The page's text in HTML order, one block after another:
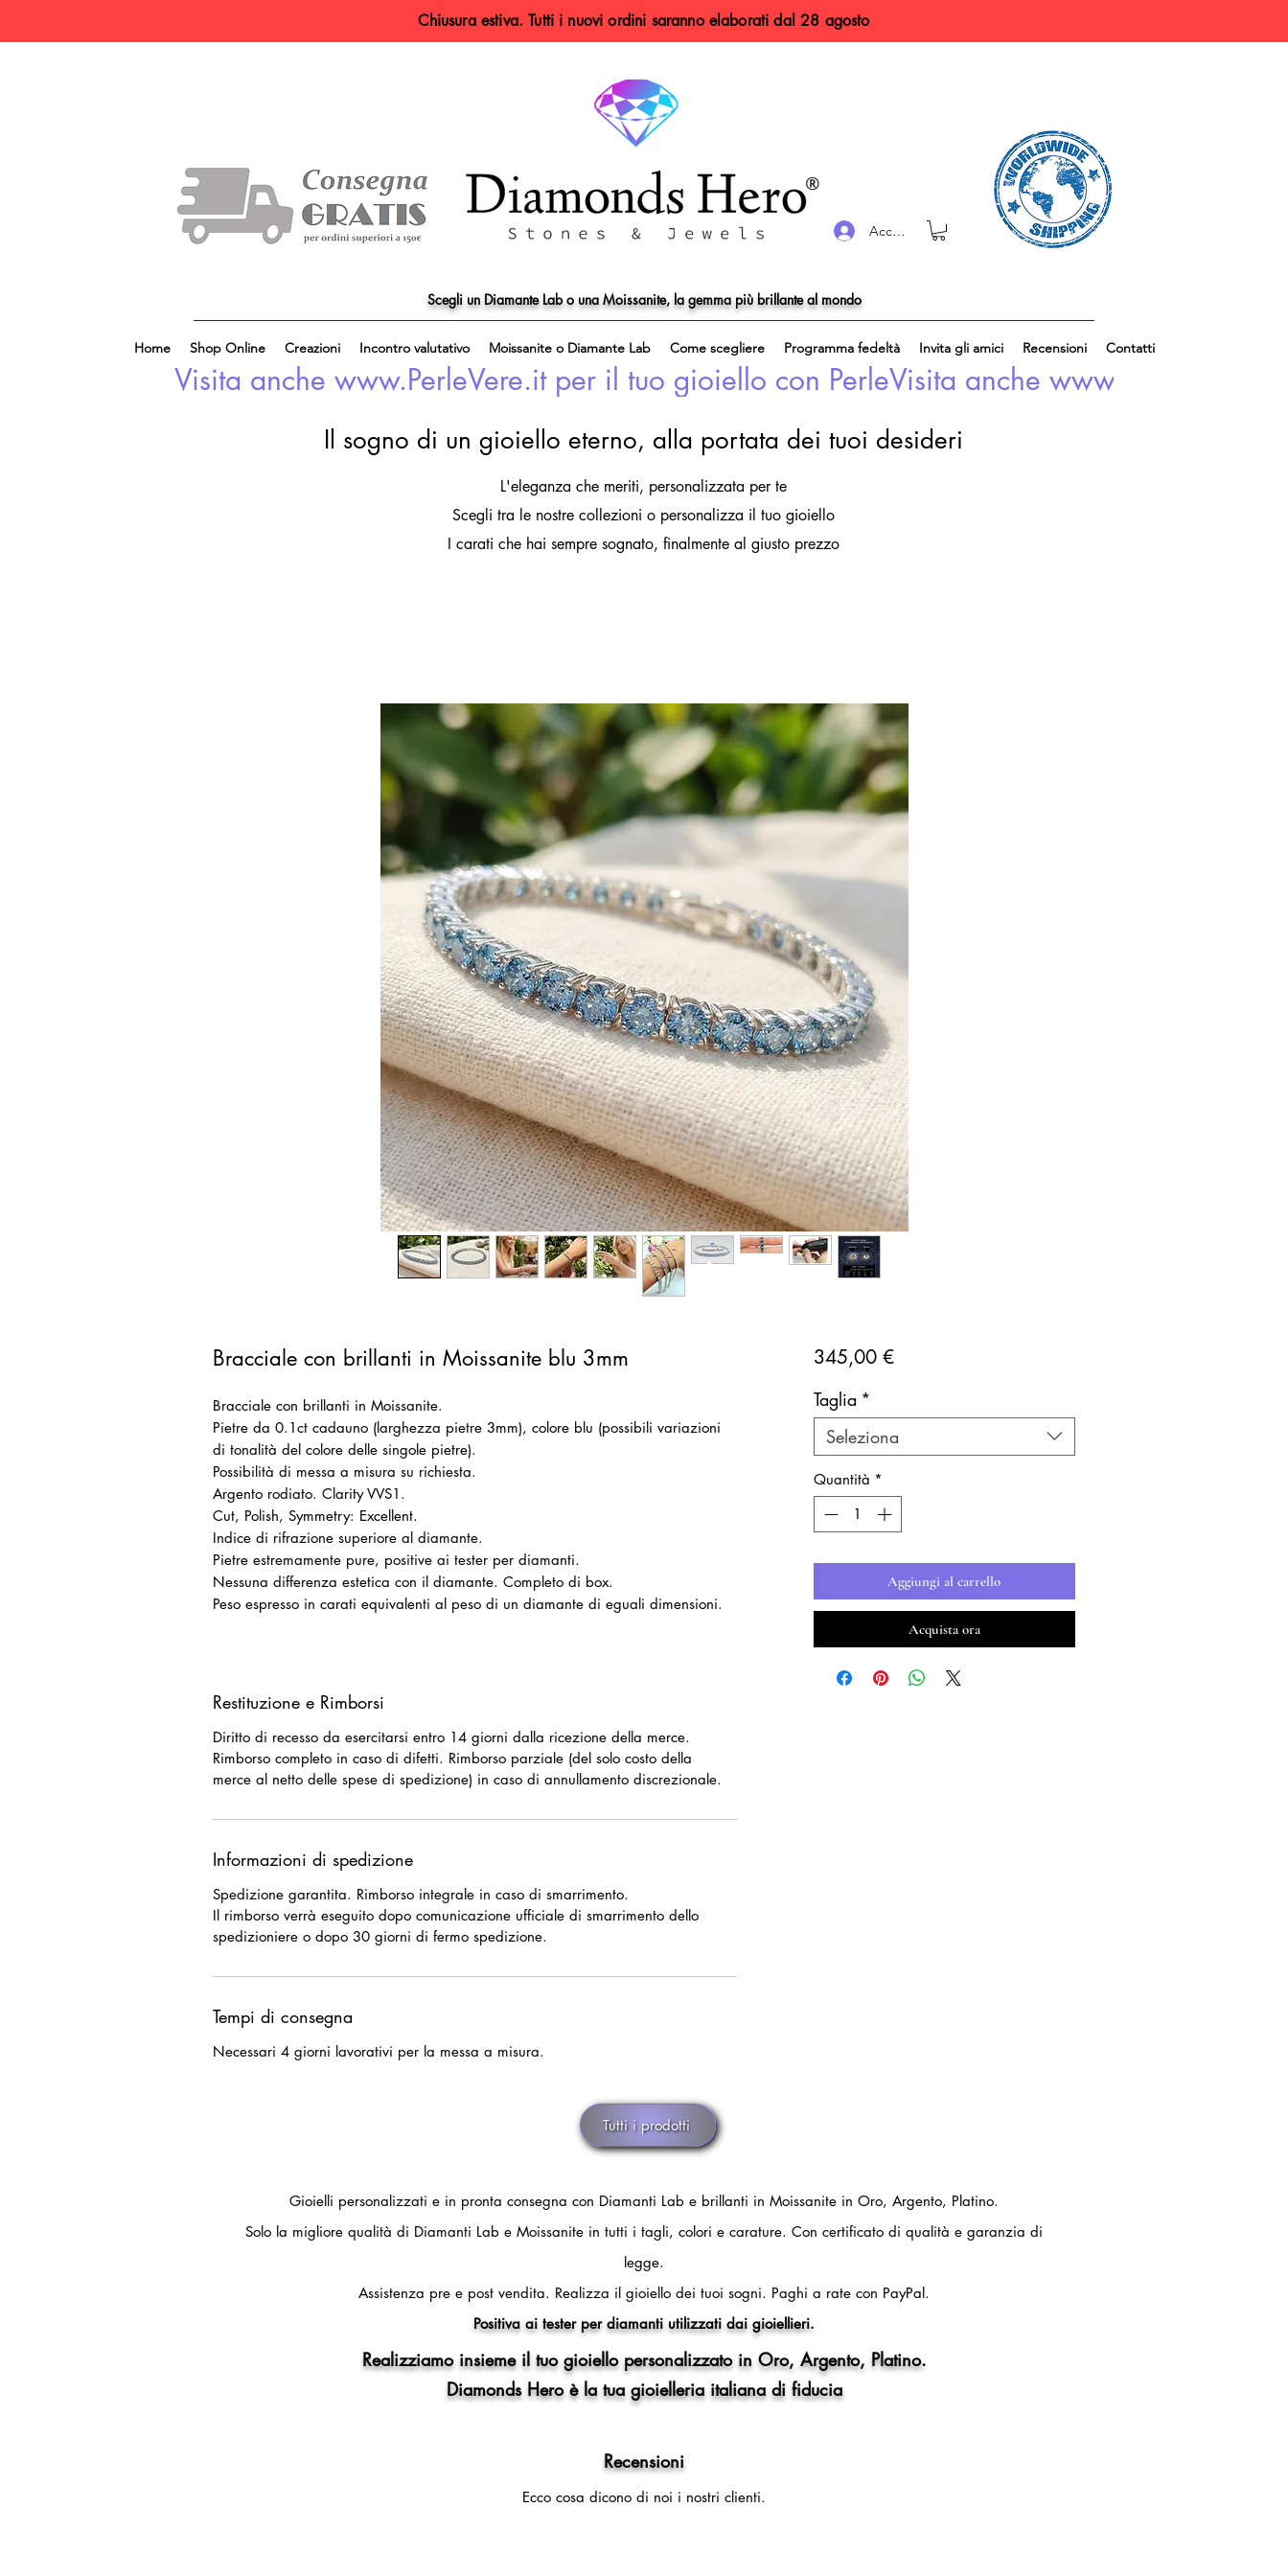
Chiusura estiva. Tutti i nuovi ordini saranno elaborati dal 28 agosto
Accedi
Scegli un Diamante Lab o una Moissanite, la gemma più brillante al mondo
Home Shop Online Creazioni Incontro valutativo Moissanite o Diamante Lab Come scegliere Programma fedeltà Invita gli amici Recensioni Contatti
Visita anche www.PerleVere.it per il tuo gioiello con Perle
Il sogno di un gioiello eterno, alla portata dei tuoi desideri
L'eleganza che meriti, personalizzata per te
Scegli tra le nostre collezioni o personalizza il tuo gioiello
I carati che hai sempre sognato, finalmente al giusto prezzo
Bracciale con brillanti in Moissanite blu 3mm
Bracciale con brillanti in Moissanite.
Pietre da 0.1ct cadauno (larghezza pietre 3mm), colore blu (possibili variazioni
di tonalità del colore delle singole pietre).
Possibilità di messa a misura su richiesta.
Argento rodiato. Clarity VVS1.
Cut, Polish, Symmetry: Excellent.
Indice di rifrazione superiore al diamante.
Pietre estremamente pure, positive ai tester per diamanti.
Nessuna differenza estetica con il diamante. Completo di box.
Peso espresso in carati equivalenti al peso di un diamante di eguali dimensioni.
Restituzione e Rimborsi
Diritto di recesso da esercitarsi entro 14 giorni dalla ricezione della merce.
Rimborso completo in caso di difetti. Rimborso parziale (del solo costo della
merce al netto delle spese di spedizione) in caso di annullamento discrezionale.
Informazioni di spedizione
Spedizione garantita. Rimborso integrale in caso di smarrimento.
Il rimborso verrà eseguito dopo comunicazione ufficiale di smarrimento dello
spedizioniere o dopo 30 giorni di fermo spedizione.
Tempi di consegna
Necessari 4 giorni lavorativi per la messa a misura.
345,00 €Prezzo
Taglia *
Seleziona
Quantità *
Aggiungi al carrello
Acquista ora
Tutti i prodotti
Gioielli personalizzati e in pronta consegna con Diamanti Lab e brillanti in Moissanite in Oro, Argento, Platino.
Solo la migliore qualità di Diamanti Lab e Moissanite in tutti i tagli, colori e carature. Con certificato di qualità e garanzia di
legge.
Assistenza pre e post vendita. Realizza il gioiello dei tuoi sogni. Paghi a rate con PayPal.
Positiva ai tester per diamanti utilizzati dai gioiellieri.
Realizziamo insieme il tuo gioiello personalizzato in Oro, Argento, Platino.
Diamonds Hero è la tua gioielleria italiana di fiducia
Recensioni
Ecco cosa dicono di noi i nostri clienti.